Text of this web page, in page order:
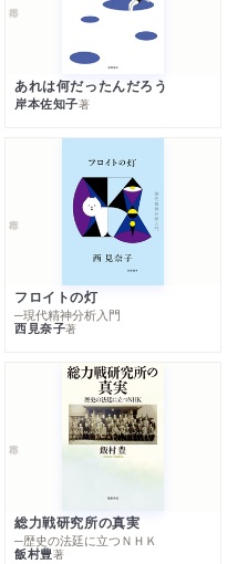
あれは何だったんだろう
岸本佐知子著
フロイトの灯
─現代精神分析入門
西見奈子著
総力戦研究所の真実
─歴史の法廷に立つＮＨＫ
飯村豊著